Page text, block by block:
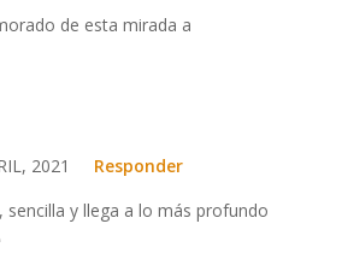
de esta mirada a
2021
Responder
sencilla y llega a lo más profundo